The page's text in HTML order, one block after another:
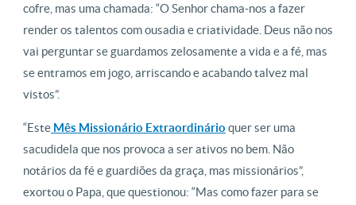
cofre, mas uma chamada: “O Senhor chama-nos a fazer
render os talentos com ousadia e criatividade. Deus não nos
vai perguntar se guardamos zelosamente a vida e a fé, mas
se entramos em jogo, arriscando e acabando talvez mal
vistos”.
“Este Mês Missionário Extraordinário quer ser uma
sacudidela que nos provoca a ser ativos no bem. Não
notários da fé e guardiões da graça, mas missionários”,
exortou o Papa, que questionou: “Mas como fazer para se